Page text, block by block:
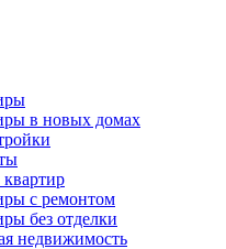
в новых домах
с ремонтом
без отделки
недвижимость